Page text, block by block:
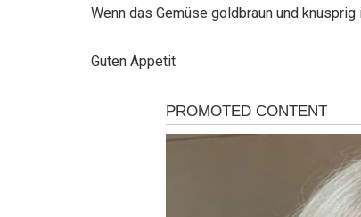
Wenn das Gemüse goldbraun und
Guten Appetit